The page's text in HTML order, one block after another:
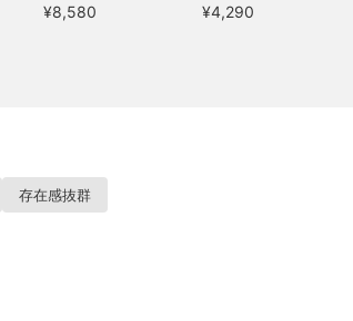
¥8,580 ¥4,290
存在感抜群